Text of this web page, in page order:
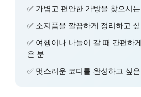
✅ 가볍고 편안한 가방을 찾으시
✅ 소지품을 깔끔하게 정리하고
✅ 여행이나 나들이 갈 때 간편하
은 분
✅ 멋스러운 코디를 완성하고 싶